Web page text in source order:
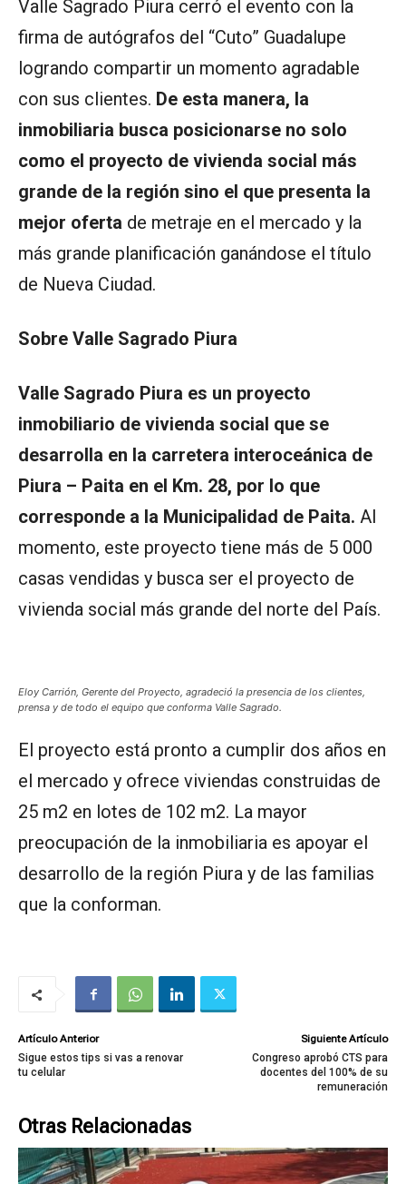
Valle Sagrado Piura cerró el evento con la
firma de autógrafos del “Cuto” Guadalupe
logrando compartir un momento agradable
con sus clientes. De esta manera, la
inmobiliaria busca posicionarse no solo
como el proyecto de vivienda social más
grande de la región sino el que presenta la
mejor oferta de metraje en el mercado y la
más grande planificación ganándose el título
de Nueva Ciudad.
Sobre Valle Sagrado Piura
Valle Sagrado Piura es un proyecto
inmobiliario de vivienda social que se
desarrolla en la carretera interoceánica de
Piura – Paita en el Km. 28, por lo que
corresponde a la Municipalidad de Paita. Al
momento, este proyecto tiene más de 5 000
casas vendidas y busca ser el proyecto de
vivienda social más grande del norte del País.
Eloy Carrión, Gerente del Proyecto, agradeció la presencia de los clientes,
prensa y de todo el equipo que conforma Valle Sagrado.
El proyecto está pronto a cumplir dos años en
el mercado y ofrece viviendas construidas de
25 m2 en lotes de 102 m2. La mayor
preocupación de la inmobiliaria es apoyar el
desarrollo de la región Piura y de las familias
que la conforman.
Artículo Anterior
Sigue estos tips si vas a renovar
tu celular
Siguiente Artículo
Congreso aprobó CTS para
docentes del 100% de su
remuneración
Otras Relacionadas